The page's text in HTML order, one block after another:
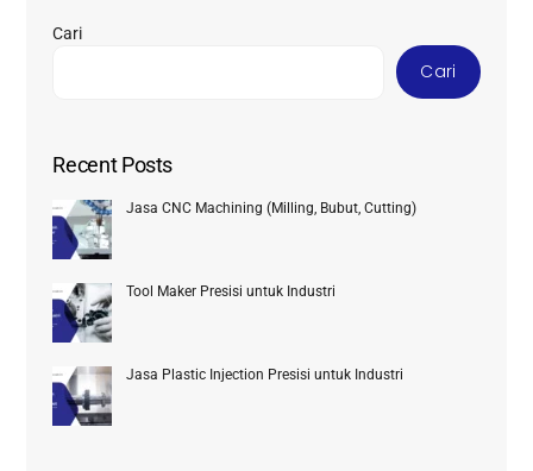
Cari
Cari
Recent Posts
Jasa CNC Machining (Milling, Bubut, Cutting)
Tool Maker Presisi untuk Industri
Jasa Plastic Injection Presisi untuk Industri